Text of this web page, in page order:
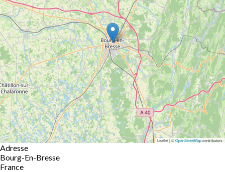
Leaflet | ©OpenStreetMapcontributors
Adresse
Bourg-En-Bresse
France